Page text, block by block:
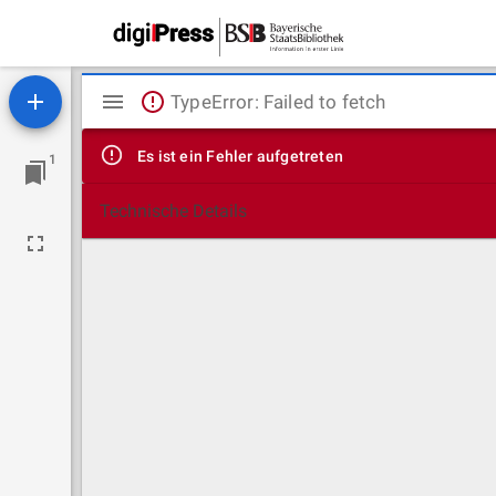
1
Mirador
Viewer
TypeError: Failed to fetch
Es ist ein Fehler aufgetreten
Technische Details